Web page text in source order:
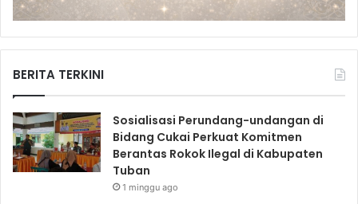
BERITA TERKINI
Sosialisasi Perundang-undangan di
Bidang Cukai Perkuat Komitmen
Berantas Rokok Ilegal di Kabupaten
Tuban
1 minggu ago